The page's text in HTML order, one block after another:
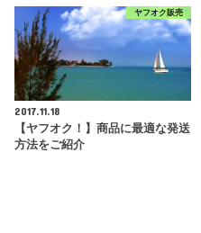
ヤフオク販売
2017.11.18
【ヤフオク！】商品に最適な発送
方法をご紹介